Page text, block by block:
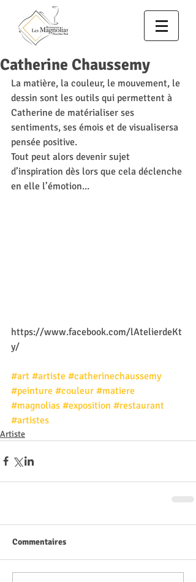
Catherine Chaussemy
La matière, la couleur, le mouvement, le
dessin sont les outils qui permettent à
Catherine de matérialiser ses
sentiments, ses émois et de visualisersa
pensée positive.
Tout peut alors devenir sujet
d’inspiration dès lors que cela déclenche
en elle l’émotion...
https://www.facebook.com/lAtelierdeKt
y/
#art #artiste #catherinechaussemy
#peinture #couleur #matiere
#magnolias #exposition #restaurant
#artistes
Artiste
Commentaires